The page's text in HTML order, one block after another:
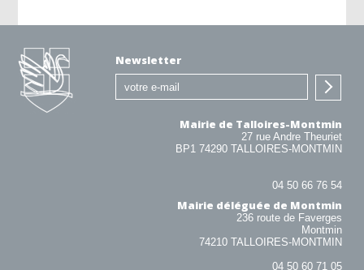
Newsletter
Mairie de Talloires-Montmin
27 rue Andre Theuriet
BP1 74290 TALLOIRES-MONTMIN
04 50 66 76 54
Mairie déléguée de Montmin
236 route de Faverges
Montmin
74210 TALLOIRES-MONTMIN
04 50 60 71 05